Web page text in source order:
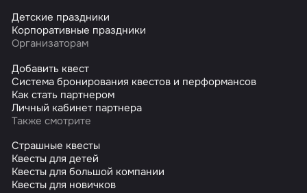
Детские праздники
Корпоративные праздники
Организаторам
Добавить квест
Система бронирования квестов и перформансов
Как стать партнером
Личный кабинет партнера
Также смотрите
Страшные квесты
Квесты для детей
Квесты для большой компании
Квесты для новичков